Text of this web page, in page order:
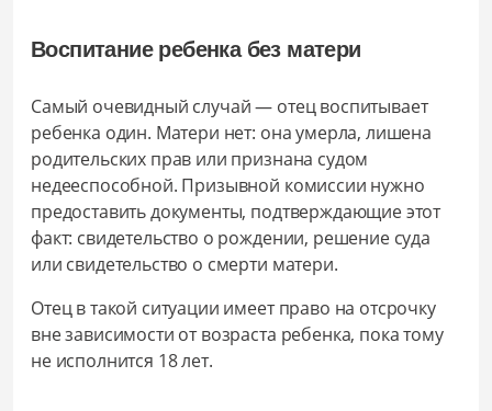
Воспитание ребенка без матери
Самый очевидный случай — отец воспитывает
ребенка один. Матери нет: она умерла, лишена
родительских прав или признана судом
недееспособной. Призывной комиссии нужно
предоставить документы, подтверждающие этот
факт: свидетельство о рождении, решение суда
или свидетельство о смерти матери.
Отец в такой ситуации имеет право на отсрочку
вне зависимости от возраста ребенка, пока тому
не исполнится 18 лет.